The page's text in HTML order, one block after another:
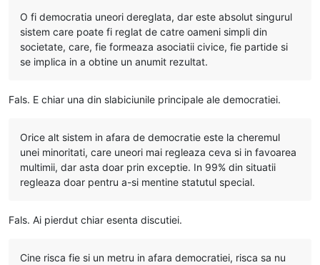
O fi democratia uneori dereglata, dar este absolut singurul
sistem care poate fi reglat de catre oameni simpli din
societate, care, fie formeaza asociatii civice, fie partide si
se implica in a obtine un anumit rezultat.
Fals. E chiar una din slabiciunile principale ale democratiei.
Orice alt sistem in afara de democratie este la cheremul
unei minoritati, care uneori mai regleaza ceva si in favoarea
multimii, dar asta doar prin exceptie. In 99% din situatii
regleaza doar pentru a-si mentine statutul special.
Fals. Ai pierdut chiar esenta discutiei.
Cine risca fie si un metru in afara democratiei, risca sa nu